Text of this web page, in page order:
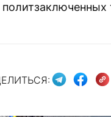
политзаключенных